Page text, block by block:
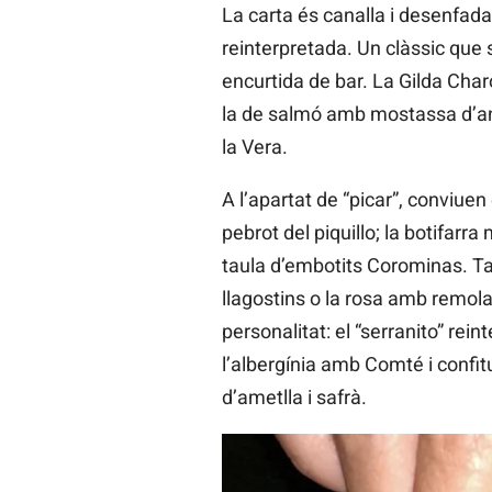
La carta és canalla i
reinterpretada. Un clàssic que
encurtida de bar. La Gilda
la de salmó amb mostassa
la Vera.
A l’apartat de “picar”,
pebrot del piquillo; la botifarra
taula d’embotits Corominas.
llagostins o la rosa amb
personalitat: el “serranito”
l’albergínia amb Comté i
d’ametlla i safrà.